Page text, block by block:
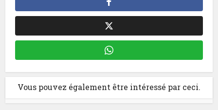
Vous pouvez également être intéressé par ceci.